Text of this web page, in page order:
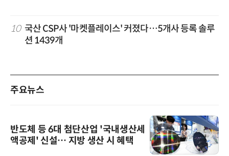
10 국산 CSP사 '마켓플레이스' 커졌다…5개사 등록 솔루
션 1439개
주요뉴스
반도체 등 6대 첨단산업 '국내생산세
액공제' 신설… 지방 생산 시 혜택